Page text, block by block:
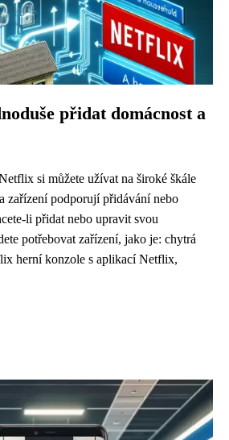
přidat domácnost a
si můžete užívat na široké škále
zařízení podporují přidávání nebo
li přidat nebo upravit svou
potřebovat zařízení, jako je: chytrá
herní konzole s aplikací Netflix,